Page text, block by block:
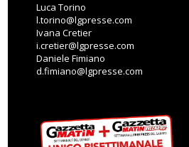
Luca Torino
l.torino@lgpresse.com
Ivana Cretier
i.cretier@lgpresse.com
Daniele Fimiano
d.fimiano@lgpresse.com